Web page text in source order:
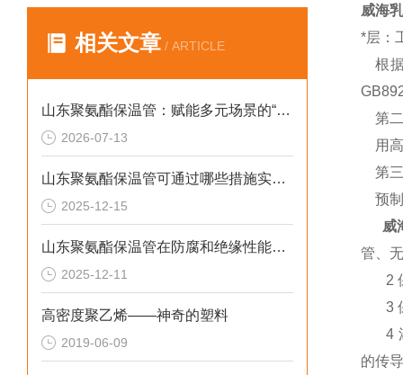
相关文章 / ARTICLE
山东聚氨酯保温管：赋能多元场景的“隐形守护者”
2026-07-13
山东聚氨酯保温管可通过哪些措施实现快速施工
2025-12-15
山东聚氨酯保温管在防腐和绝缘性能方面表现优异
2025-12-11
高密度聚乙烯——神奇的塑料
2019-06-09
威海
*层：
根据
第二
用高
第三
预制
威
管、
2 保
3 保
4 渗
的传